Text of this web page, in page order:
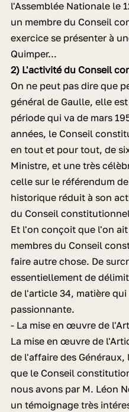
l'Assemblée Nationale le
un membre du Conseil
exercice se présenter à
Quimper...
2) L'activité du Conseil
On ne peut pas dire que
général de Gaulle, elle
période qui va de mars
années, le Conseil
en tout et pour tout, de
Ministre, et une très
celle sur le référendum
historique réduit à son
du Conseil
Et l'on conçoit que l'on
membres du Conseil
faire autre chose. De
essentiellement de
de l'article 34, matière
passionnante.
- La mise en œuvre de
La mise en œuvre de
de l'affaire des
que le Conseil
nous avons par M. Léon
un témoignage très